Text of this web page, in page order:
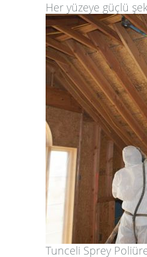
Her yüzeye güçlü
Tunceli Sprey